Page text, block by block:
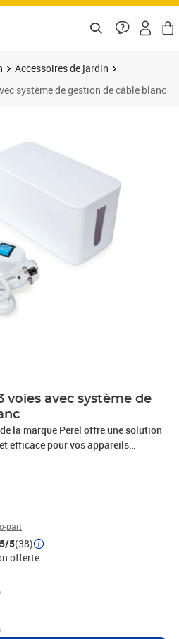
Accessoires de jardin
système de gestion de câble blanc
voies avec système de
la marque Perel offre une solution
efficace pour vos appareils
prises Schuko et d'un système de
vidéo et autres appareils
rangement de câbles incluse avec
plus pratique et plus sûre à
marche/arrêt pour couper
lorsque vous êtes absent. Le
de 1,5 m offre une flexibilité
: blanc Matériau : ABS,
x 11,5 x 12,1 cm (L x l x H)
: 250 V ~ Courant : 16 A Type de
part
5(38)
offerte